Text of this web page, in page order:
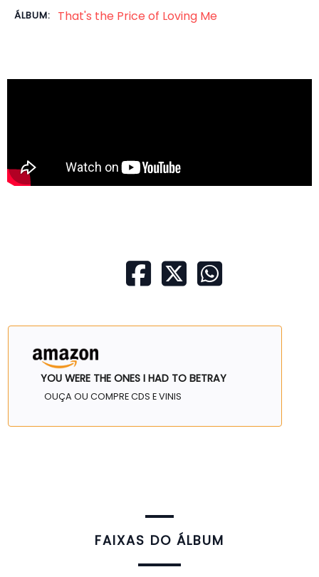
ÁLBUM: That's the Price of Loving Me
YOU WERE THE ONES I HAD TO BETRAY
OUÇA OU COMPRE CDS E VINIS
FAIXAS DO ÁLBUM